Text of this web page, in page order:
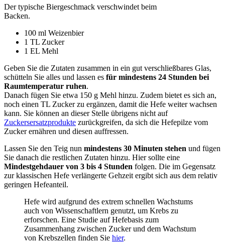
Der typische Biergeschmack verschwindet beim
Backen.
100 ml Weizenbier
1 TL Zucker
1 EL Mehl
Geben Sie die Zutaten zusammen in ein gut verschließbares Glas,
schütteln Sie alles und lassen es für mindestens 24 Stunden bei
Raumtemperatur ruhen.
Danach fügen Sie etwa 150 g Mehl hinzu. Zudem bietet es sich an,
noch einen TL Zucker zu ergänzen, damit die Hefe weiter wachsen
kann. Sie können an dieser Stelle übrigens nicht auf
Zuckersersatzprodukte zurückgreifen, da sich die Hefepilze vom
Zucker ernähren und diesen auffressen.
Lassen Sie den Teig nun mindestens 30 Minuten stehen und fügen
Sie danach die restlichen Zutaten hinzu. Hier sollte eine
Mindestgehdauer von 3 bis 4 Stunden folgen. Die im Gegensatz
zur klassischen Hefe verlängerte Gehzeit ergibt sich aus dem relativ
geringen Hefeanteil.
Hefe wird aufgrund des extrem schnellen Wachstums
auch von Wissenschaftlern genutzt, um Krebs zu
erforschen. Eine Studie auf Hefebasis zum
Zusammenhang zwischen Zucker und dem Wachstum
von Krebszellen finden Sie hier.